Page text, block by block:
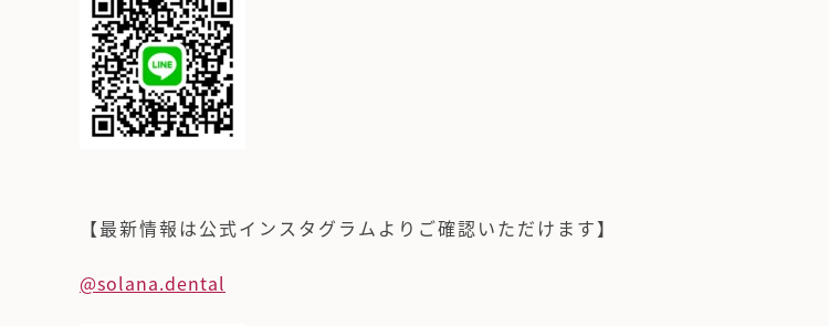
【最新情報は公式インスタグラムよりご確認いただけます】
@solana.dental